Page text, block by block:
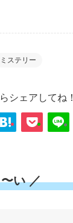
ミステリー
シェアしてね！
い ／